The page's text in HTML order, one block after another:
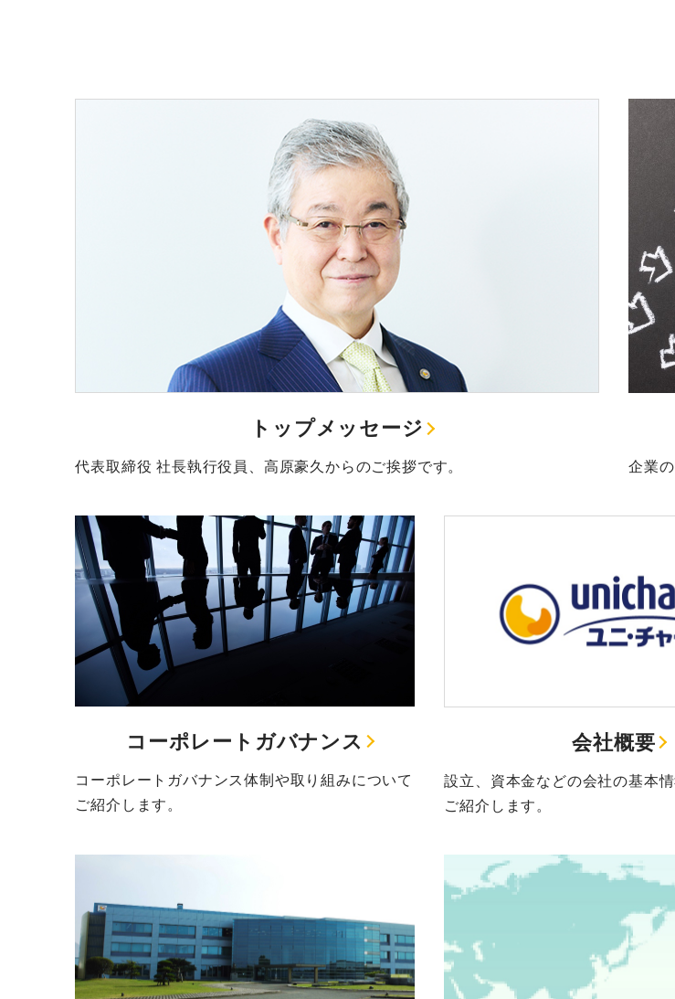
トップメッセージ
代表取締役 社長執行役員、高原豪久からのご挨拶です。 企業
コーポレートガバナンス
コーポレートガバナンス体制や取り組みについて
ご紹介します。
会社概要
設立、資本金などの会社の基本
ご紹介します。